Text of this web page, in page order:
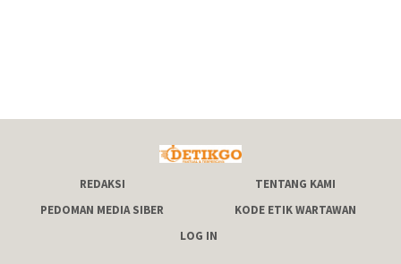
REDAKSI
TENTANG KAMI
PEDOMAN MEDIA SIBER
KODE ETIK WARTAWAN
LOG IN